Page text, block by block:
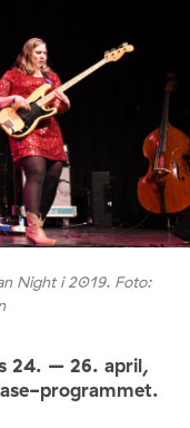
Night i 2019. Foto:
24. – 26. april,
programmet.